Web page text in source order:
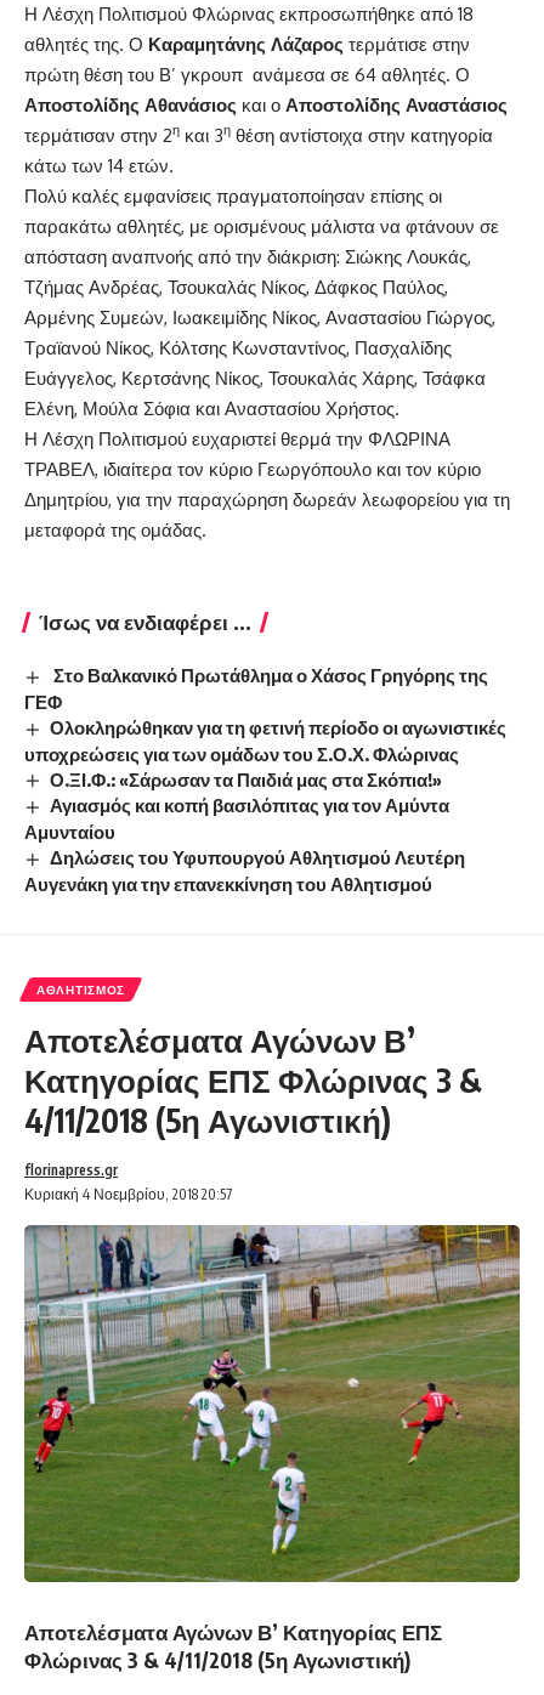
Η Λέσχη Πολιτισμού Φλώρινας εκπροσωπήθηκε από 18
αθλητές της. Ο Καραμητάνης Λάζαρος τερμάτισε στην
πρώτη θέση του Β’ γκρουπ ανάμεσα σε 64 αθλητές. Ο
Αποστολίδης Αθανάσιος και ο Αποστολίδης Αναστάσιος
τερμάτισαν στην 2η και 3η θέση αντίστοιχα στην κατηγορία
κάτω των 14 ετών.
Πολύ καλές εμφανίσεις πραγματοποίησαν επίσης οι
παρακάτω αθλητές, με ορισμένους μάλιστα να φτάνουν σε
απόσταση αναπνοής από την διάκριση: Σιώκης Λουκάς,
Τζήμας Ανδρέας, Τσουκαλάς Νίκος, Δάφκος Παύλος,
Αρμένης Συμεών, Ιωακειμίδης Νίκος, Αναστασίου Γιώργος,
Τραϊανού Νίκος, Κόλτσης Κωνσταντίνος, Πασχαλίδης
Ευάγγελος, Κερτσάνης Νίκος, Τσουκαλάς Χάρης, Τσάφκα
Ελένη, Μούλα Σόφια και Αναστασίου Χρήστος.
Η Λέσχη Πολιτισμού ευχαριστεί θερμά την ΦΛΩΡΙΝΑ
ΤΡΑΒΕΛ, ιδιαίτερα τον κύριο Γεωργόπουλο και τον κύριο
Δημητρίου, για την παραχώρηση δωρεάν λεωφορείου για τη
μεταφορά της ομάδας.
Ίσως να ενδιαφέρει ...
Στο Βαλκανικό Πρωτάθλημα ο Χάσος Γρηγόρης της
ΓΕΦ
Ολοκληρώθηκαν για τη φετινή περίοδο οι αγωνιστικές
υποχρεώσεις για των ομάδων του Σ.Ο.Χ. Φλώρινας
Ο.ΞΙ.Φ.: «Σάρωσαν τα Παιδιά μας στα Σκόπια!»
Αγιασμός και κοπή βασιλόπιτας για τον Αμύντα
Αμυνταίου
Δηλώσεις του Υφυπουργού Αθλητισμού Λευτέρη
Αυγενάκη για την επανεκκίνηση του Αθλητισμού
ΑΘΛΗΤΙΣΜΌΣ
Αποτελέσματα Αγώνων Β’
Κατηγορίας ΕΠΣ Φλώρινας 3 &
4/11/2018 (5η Αγωνιστική)
Κυριακή 4 Νοεμβρίου, 2018 20:57
florinapress.gr
Αποτελέσματα Αγώνων Β’ Κατηγορίας ΕΠΣ
Φλώρινας 3 & 4/11/2018 (5η Αγωνιστική)